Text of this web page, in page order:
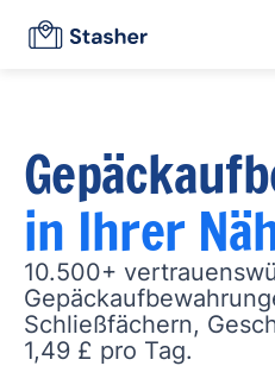
in Ihrer
10.500+
Schließfächern,
1,49 £ pro Tag.